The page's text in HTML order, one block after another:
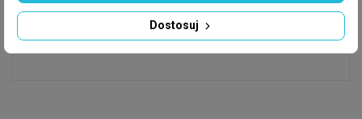
Wyprodukowano w Polsce
Dostosuj